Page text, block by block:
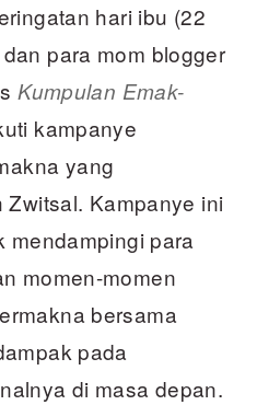
hari ibu (22
para mom blogger
Kumpulan Emak-
kampanye
yang
Kampanye ini
mendampingi para
momen-momen
bersama
pada
di masa depan.